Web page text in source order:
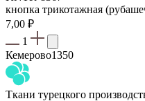
кнопка трикотажная
7,00 ₽
1
Кемерово1350
Ткани турецкого